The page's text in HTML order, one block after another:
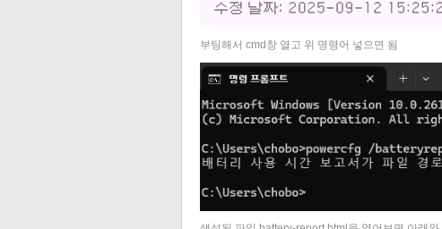
부팅해서 cmd창 열고 위 명령어 넣으면 됨